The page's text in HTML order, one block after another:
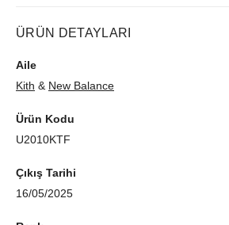
ÜRÜN DETAYLARI
Aile
Kith & New Balance
Ürün Kodu
U2010KTF
Çıkış Tarihi
16/05/2025